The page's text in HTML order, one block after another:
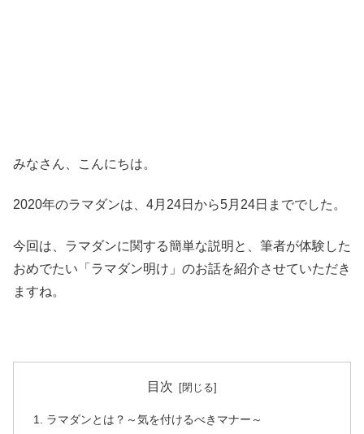
みなさん、こんにちは。
2020年のラマダンは、4月24日から5月24日まででした。
今回は、ラマダンに関する簡単な説明と、筆者が体験した
おめでたい「ラマダン明け」のお話を紹介させていただき
ますね。
目次
ラマダンとは？～気を付けるべきマナー～